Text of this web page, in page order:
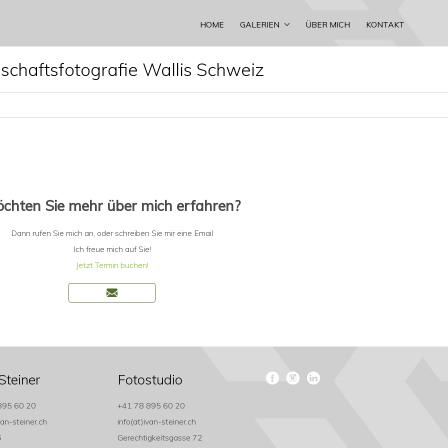
HOME GALERIEN ÜBER MICH KONTAKT
Wallis Schweiz
Sie mehr über mich erfahren?
Dann rufen Sie mich an, oder schreiben Sie mir eine Email
Ich freue mich auf Sie!
Jetzt Termin buchen!
60 20
steiner.ch
Fotostudio
+41 78 895 60 20
info(at)ivan-steiner.ch
Gerechtigkeitsgasse 72